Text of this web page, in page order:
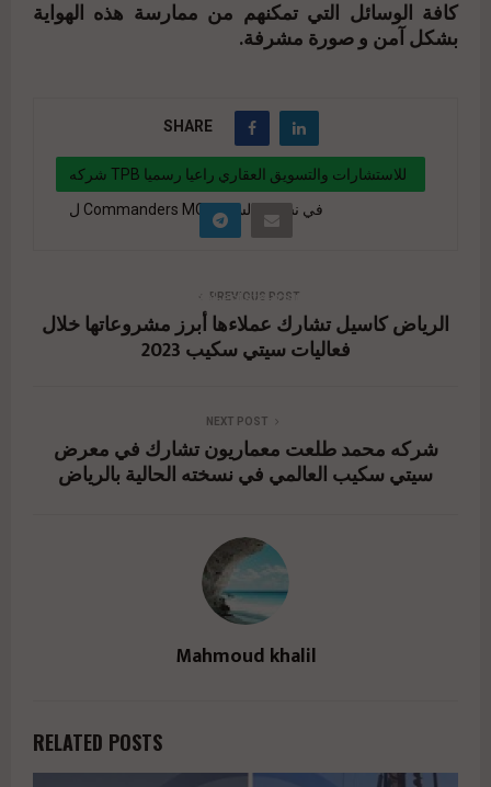
كافة الوسائل التي تمكنهم من ممارسة هذه الهواية
بشكل آمن و صورة مشرفة.
SHARE
شركه TPB للاستشارات والتسويق العقاري راعيا رسميا
ل Commanders MC في نسخته السابعه
consultancy-and-real-estate-marketing-is-an-
official-sponsor-of-commanders-mc-in-its-
PREVIOUS POST
الرياض كاسيل تشارك عملاءها أبرز مشروعاتها خلال
فعاليات سيتي سكيب 2023
NEXT POST
شركه محمد طلعت معماريون تشارك في معرض
سيتي سكيب العالمي في نسخته الحالية بالرياض
Mahmoud khalil
RELATED POSTS